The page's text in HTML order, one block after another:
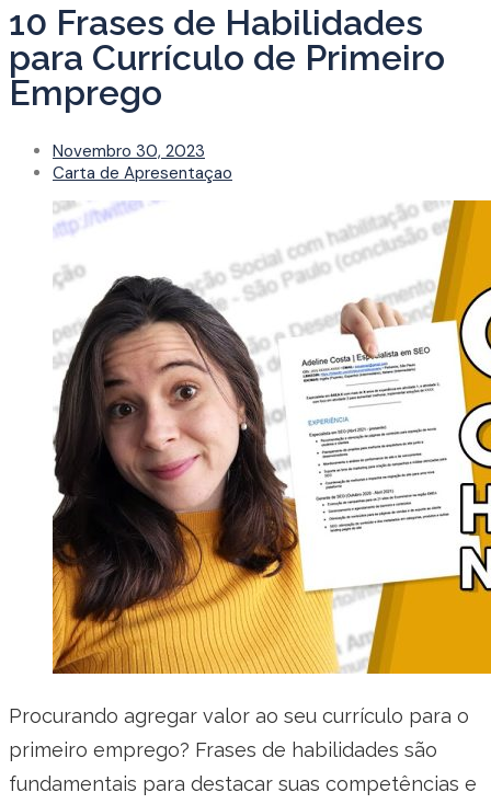
10 Frases de Habilidades
para Currículo de Primeiro
Emprego
Novembro 30, 2023
Carta de Apresentaçao
Procurando agregar valor ao seu currículo para o
primeiro emprego? Frases de habilidades são
fundamentais para destacar suas competências e